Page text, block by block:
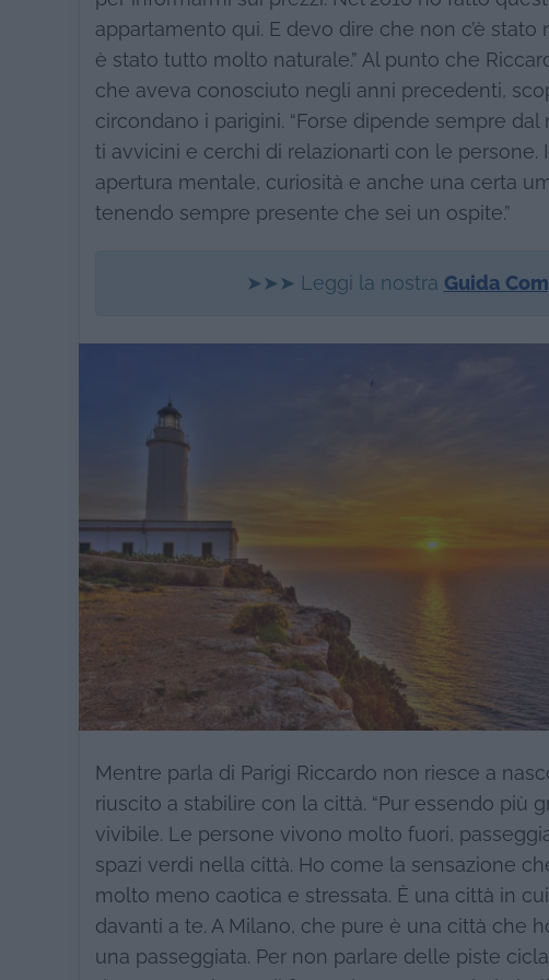
appartamento qui. E devo dire che non c’è
è stato tutto molto naturale.” Al punto che
che aveva conosciuto negli anni precedenti,
circondano i parigini. “Forse dipende sempre
ti avvicini e cerchi di relazionarti con le
apertura mentale, curiosità e anche una certa
tenendo sempre presente che sei un ospite.”
➤➤➤ Leggi la nostra Guida
Mentre parla di Parigi Riccardo non riesce a
riuscito a stabilire con la città. “Pur essendo più
vivibile. Le persone vivono molto fuori,
spazi verdi nella città. Ho come la sensazione
molto meno caotica e stressata. È una città in
davanti a te. A Milano, che pure è una città che
una passeggiata. Per non parlare delle piste